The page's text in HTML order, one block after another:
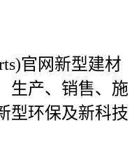
官网新型建材
生产、销售、施
型环保及新科技